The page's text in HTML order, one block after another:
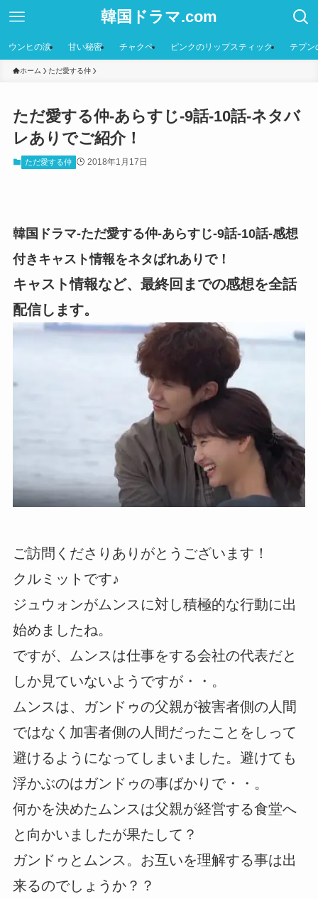
韓国ドラマ.com
ウンヒの涙 甘い秘密 チャクペ ピンクのリップスティック テプン
ホーム ただ愛する仲
ただ愛する仲-あらすじ-9話-10話-ネタバ
レありでご紹介！
ただ愛する仲 2018年1月17日
韓国ドラマ-ただ愛する仲-あらすじ-9話-10話-感想
付きキャスト情報をネタばれありで！
キャスト情報など、最終回までの感想を全話
配信します。
ご訪問くださりありがとうございます！
クルミットです♪
ジュウォンがムンスに対し積極的な行動に出
始めましたね。
ですが、ムンスは仕事をする会社の代表だと
しか見ていないようですが・・。
ムンスは、ガンドゥの父親が被害者側の人間
ではなく加害者側の人間だったことをしって
避けるようになってしまいました。避けても
浮かぶのはガンドゥの事ばかりで・・。
何かを決めたムンスは父親が経営する食堂へ
と向かいましたが果たして？
ガンドゥとムンス。お互いを理解する事は出
来るのでしょうか？？